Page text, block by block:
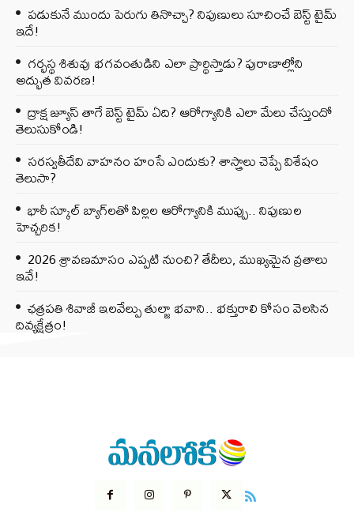
పడుకునే ముందు పెరుగు తినొచ్చా? నిపుణులు సూచించే బెస్ట్ టైమ్
ఇదే!
గర్భస్థ శిశువు భగవంతుడిని ఎలా ప్రార్థిస్తాడు? పురాణాల్లోని
అద్భుత వివరణ!
ద్రాక్ష జ్యూస్ తాగే బెస్ట్ టైమ్ ఏది? ఆరోగ్యానికి ఎలా మేలు చేస్తుందో
తెలుసుకోండి!
సరస్వతీదేవి వాహనం హంసే ఎందుకు? శాస్త్రాలు చెప్పే విశేషం
తెలుసా?
భారీ స్కూల్ బ్యాగ్‌లతో పిల్లల ఆరోగ్యానికి ముప్పు.. నిపుణుల
హెచ్చరిక!
2026 శ్రావణమాసం ఎప్పటి నుంచి? తేదీలు, ముఖ్యమైన వ్రతాలు
ఇవే!
ఛత్రపతి శివాజీ ఇలవేల్పు తుల్జా భవాని.. భక్తురాలి కోసం వెలసిన
దివ్యక్షేత్రం!